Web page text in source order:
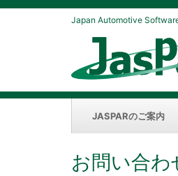
Japan Automotive
JASPARのご案内
お問い合わ